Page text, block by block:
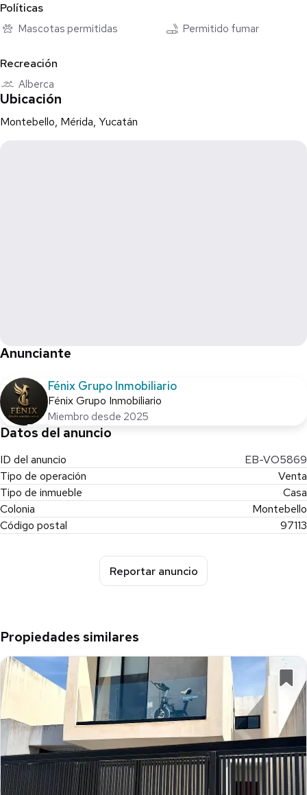
PAGOS:
- Apartado: $50,000 MXN
- Saldo: contra – entrega
- Forma de pago: recurso propio, crédito bancario e Infonavit
*Precios y disponibilidad sujetos a cambios sin previo aviso
Políticas
Mascotas permitidas Permitido fumar
Recreación
Alberca
Ubicación
Montebello, Mérida, Yucatán
Anunciante
Fénix Grupo Inmobiliario
Fénix Grupo Inmobiliario
Miembro desde 2025
Datos del anuncio
ID del anuncio
EB-VO5869
Tipo de operación
Venta
Tipo de inmueble
Casa
Colonia
Montebello
Código postal
97113
Reportar anuncio
Propiedades similares